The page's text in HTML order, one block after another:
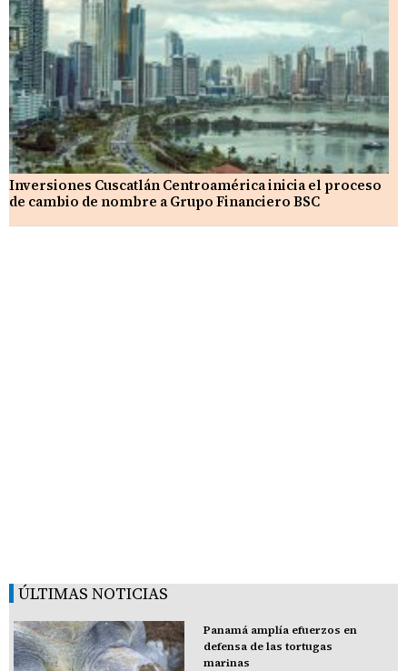
Inversiones Cuscatlán Centroamérica inicia el proceso
de cambio de nombre a Grupo Financiero BSC
ÚLTIMAS NOTICIAS
Panamá amplía efuerzos en
defensa de las tortugas
marinas